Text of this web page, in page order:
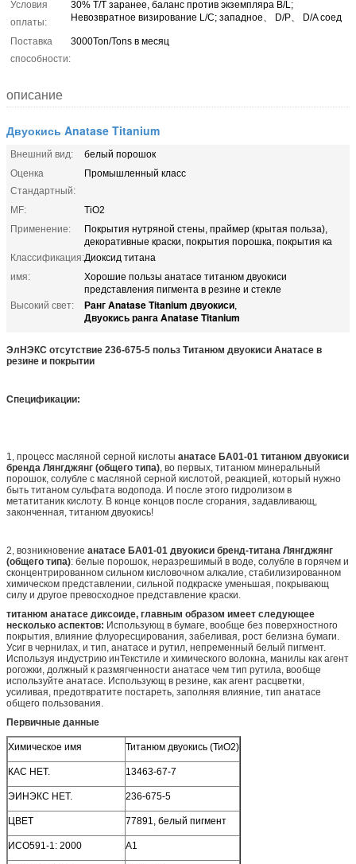
Условия
оплаты:
30% T/T заранее, баланс против экземпляра B/L;
Невозвратное визирование L/C; западное、 D/P、 D/A соед
Поставка
способности:
3000Ton/Tons в месяц
описание
Двуокись Anatase Titanium
Внешний вид:
белый порошок
Оценка
Стандартный:
Промышленный класс
MF:
TiO2
Применение:
Покрытия нутряной стены, праймер (крытая польза),
декоративные краски, покрытия порошка, покрытия ка
Классификация:Диоксид титана
имя:
Хорошие пользы анатасе титанюм двуокиси
представления пигмента в резине и стекле
Высокий свет:
Ранг Anatase Titanium двуокиси,
Двуокись ранга Anatase Titanium
ЭлНЭКС отсутствие 236-675-5 польз Титанюм двуокиси Анатасе в
резине и покрытии
Спецификации:
1, процесс масляной серной кислоты анатасе БА01-01 титанюм двуокиси
бренда Лянгджянг (общего типа), во первых, титанюм минеральный
порошок, солубле с масляной серной кислотой, реакцией, который нужно
быть титаном сульфата водопода. И после этого гидролизом в
метатитаник кислоту. В конце концов после сгорания, задавливающ,
законченная, титанюм двуокись!
2, возникновение анатасе БА01-01 двуокиси бренд-титана Лянгджянг
(общего типа): белые порошок, неразрешимый в воде, солубле в горячем и
сконцентрированном сильном кисловочном алкалие, стабилизированном
химическом представлении, сильной подкраске уменьшая, покрывающ
силу и другое превосходное представление краски.
титанюм анатасе диксоиде, главным образом имеет следующее
несколько аспектов: Использующ в бумаге, вообще без поверхностного
покрытия, влияние флуоресцирования, забеливая, рост белизна бумаги.
Усиг в чернилах, и тип, анатасе и рутил, непременный белый пигмент.
Используя индустрию инТекстиле и химического волокна, манилы как агент
рогожки, должный к размягченности анатасе чем тип рутила, вообще
используйте анатасе. Использующ в резине, как агент расцветки,
усиливая, предотвратите постареть, заполняя влияние, тип анатасе
общего пользования.
Первичные данные
Химическое имя Титанюм двуокись (ТиО2)
КАС НЕТ. 13463-67-7
ЭИНЭКС НЕТ. 236-675-5
ЦВЕТ 77891, белый пигмент
ИСО591-1: 2000 А1